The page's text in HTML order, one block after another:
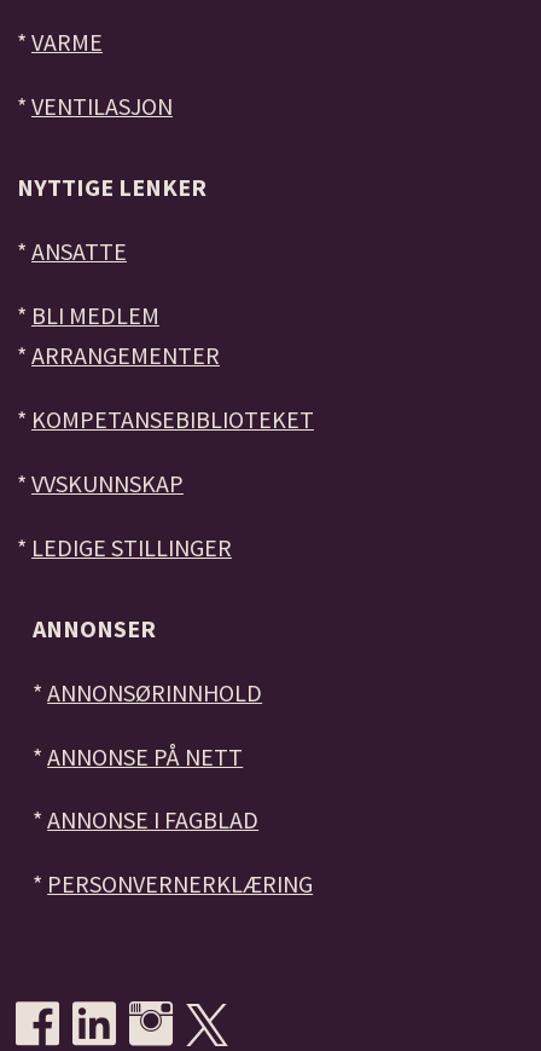
* VARME
* VENTILASJON
NYTTIGE LENKER
* ANSATTE
* BLI MEDLEM
* ARRANGEMENTER
* KOMPETANSEBIBLIOTEKET
* VVSKUNNSKAP
* LEDIGE STILLINGER
ANNONSER
*ANNONSØRINNHOLD
*ANNONSE PÅ NETT
*ANNONSE I FAGBLAD
* PERSONVERNERKLÆRING